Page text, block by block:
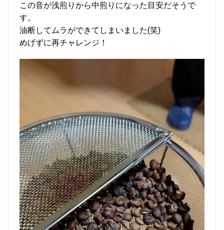
この音が浅煎りから中煎りになった目安だそうで
す。
油断してムラができてしまいました(笑)
めげずに再チャレンジ！